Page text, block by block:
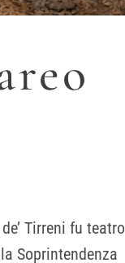
Tirreni fu teatro
Soprintendenza